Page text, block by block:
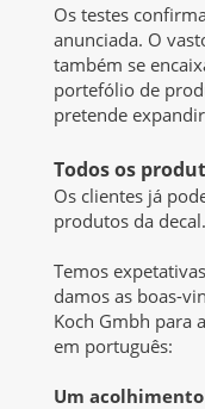
Os testes
anunciada. O
também se
portefólio de
pretende
Todos os
Os clientes já
produtos da decal.
Temos
damos as boas-
Koch Gmbh para
em português:
Um